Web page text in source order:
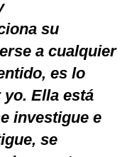
su
a cualquier
es lo
Ella está
investigue e
se